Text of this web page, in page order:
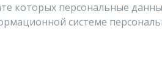
которых персональные
системе